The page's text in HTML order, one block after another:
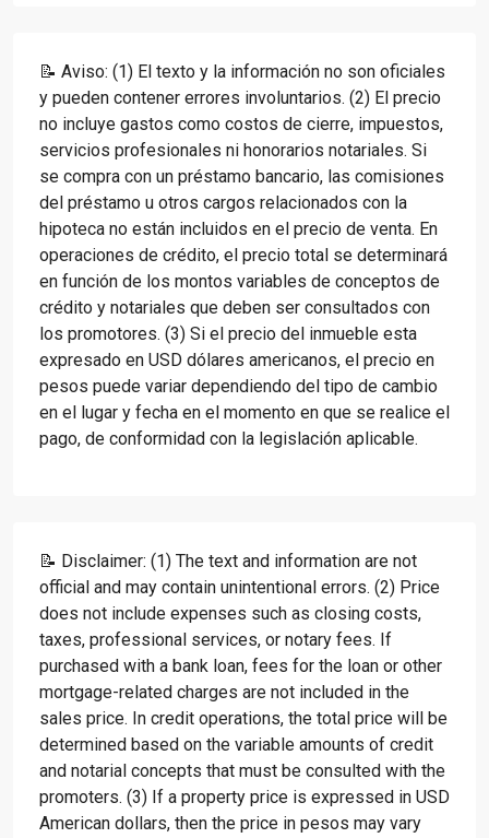
📝 Aviso: (1) El texto y la información no son oficiales
y pueden contener errores involuntarios. (2) El precio
no incluye gastos como costos de cierre, impuestos,
servicios profesionales ni honorarios notariales. Si
se compra con un préstamo bancario, las comisiones
del préstamo u otros cargos relacionados con la
hipoteca no están incluidos en el precio de venta. En
operaciones de crédito, el precio total se determinará
en función de los montos variables de conceptos de
crédito y notariales que deben ser consultados con
los promotores. (3) Si el precio del inmueble esta
expresado en USD dólares americanos, el precio en
pesos puede variar dependiendo del tipo de cambio
en el lugar y fecha en el momento en que se realice el
pago, de conformidad con la legislación aplicable.
📝 Disclaimer: (1) The text and information are not
official and may contain unintentional errors. (2) Price
does not include expenses such as closing costs,
taxes, professional services, or notary fees. If
purchased with a bank loan, fees for the loan or other
mortgage-related charges are not included in the
sales price. In credit operations, the total price will be
determined based on the variable amounts of credit
and notarial concepts that must be consulted with the
promoters. (3) If a property price is expressed in USD
American dollars, then the price in pesos may vary